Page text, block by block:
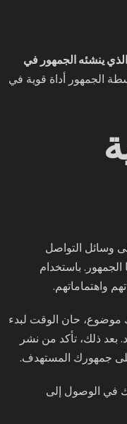
الذي ينشئه الجمهور في
الجمهور أداة قوية في
وسائل التواصل
باستخدام
واهتماماتهم.
موضوع، حان الوقت لبدء
بعد ذلك، تأكد من نشر
على جمهورك المستهدف.
في الوصول إلى